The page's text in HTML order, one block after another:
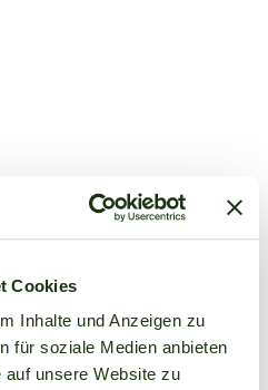
Cookies
Inhalte und Anzeigen zu
für soziale Medien anbieten
unsere Website zu